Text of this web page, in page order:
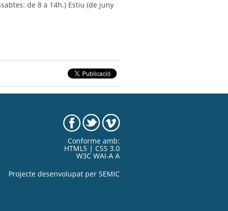
de 8 a 14h.) Estiu (de juny
Conforme amb:
HTML5 | CSS 3.0
W3C WAI-A A
Projecte desenvolupat per SEMIC